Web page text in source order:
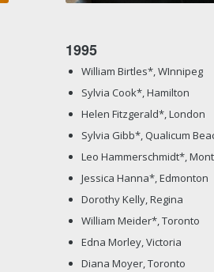
1995
William Birtles*, WInnipeg
Sylvia Cook*, Hamilton
Helen Fitzgerald*, London
Sylvia Gibb*, Qualicum
Leo Hammerschmidt*,
Jessica Hanna*, Edmonton
Dorothy Kelly, Regina
William Meider*, Toronto
Edna Morley, Victoria
Diana Moyer, Toronto